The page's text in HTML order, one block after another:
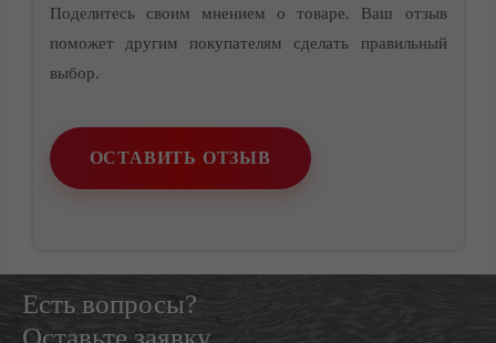
Поделитесь своим мнением о товаре. Ваш отзыв
поможет другим покупателям сделать правильный
выбор.
ОСТАВИТЬ ОТЗЫВ
Есть вопросы?
Оставьте заявку